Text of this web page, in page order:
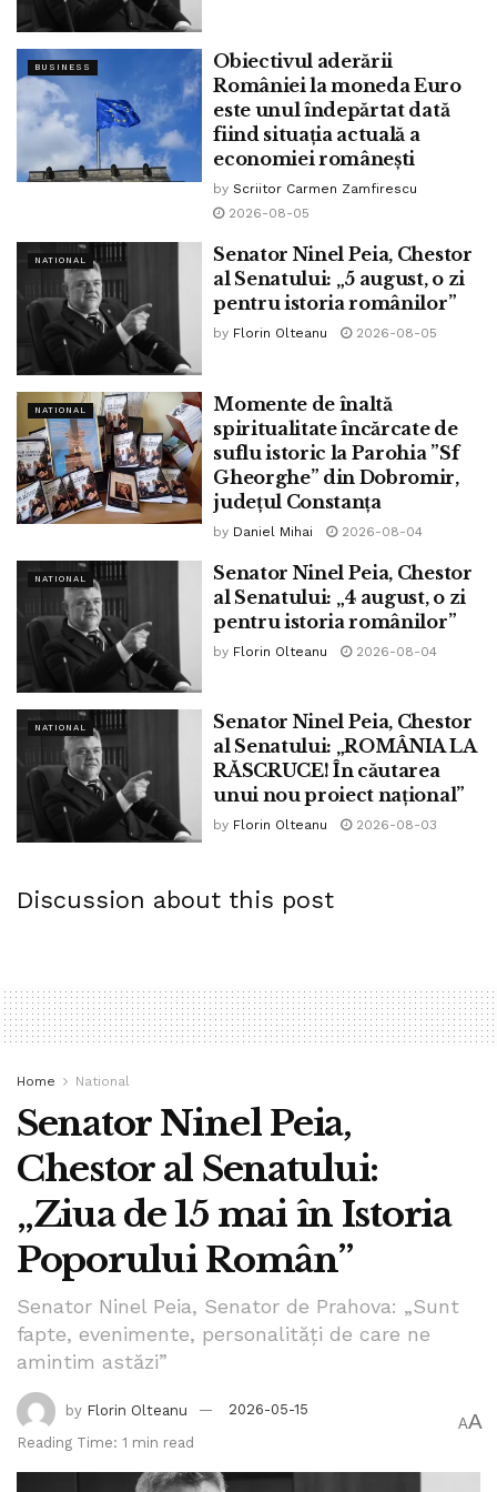
BUSINESS
Obiectivul aderării
României la moneda Euro
este unul îndepărtat dată
fiind situația actuală a
economiei românești
by Scriitor Carmen Zamfirescu
2026-08-05
NATIONAL
Senator Ninel Peia, Chestor
al Senatului: „5 august, o zi
pentru istoria românilor”
by Florin Olteanu 2026-08-05
NATIONAL
Momente de înaltă
spiritualitate încărcate de
suflu istoric la Parohia ”Sf
Gheorghe” din Dobromir,
județul Constanța
by Daniel Mihai 2026-08-04
NATIONAL
Senator Ninel Peia, Chestor
al Senatului: „4 august, o zi
pentru istoria românilor”
by Florin Olteanu 2026-08-04
NATIONAL
Senator Ninel Peia, Chestor
al Senatului: „ROMÂNIA LA
RĂSCRUCE! În căutarea
unui nou proiect național”
by Florin Olteanu 2026-08-03
Discussion about this post
Home National
Senator Ninel Peia,
Chestor al Senatului:
„Ziua de 15 mai în Istoria
Poporului Român”
Senator Ninel Peia, Senator de Prahova: „Sunt
fapte, evenimente, personalități de care ne
amintim astăzi”
by Florin Olteanu
2026-05-15
Reading Time: 1 min read
AA